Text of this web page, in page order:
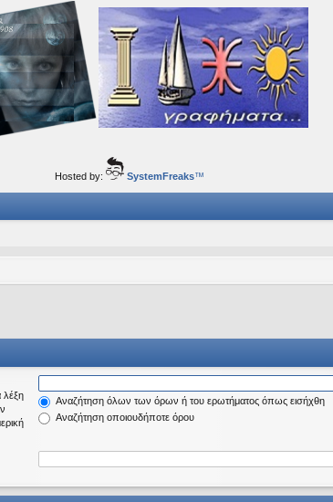
νού...
Hosted by: SystemFreaks™
λέξη
Αναζήτηση όλων των όρων ή του ερωτήματος όπως εισήχθη
Αναζήτηση οποιουδήποτε όρου